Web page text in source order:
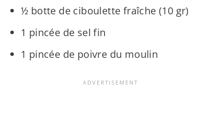
½ botte de ciboulette fraîche (10 gr)
1 pincée de sel fin
1 pincée de poivre du moulin